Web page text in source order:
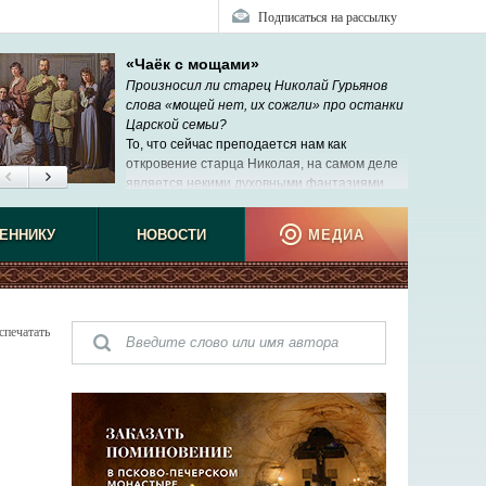
Подписаться на рассылку
«Чаёк с мощами»
Произносил ли старец Николай Гурьянов
слова «мощей нет, их сожгли» про останки
Царской семьи?
То, что сейчас преподается нам как
откровение старца Николая, на самом деле
является некими духовными фантазиями
НОВОСТИ МЕДИА